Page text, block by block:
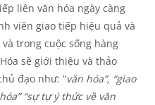
liên văn hóa ngày càng
viên giao tiếp hiệu quả và
trong cuộc sống hàng
sẽ giới thiệu và thảo
đạo như: “văn hóa”, “giao
“sự tự ý thức về văn